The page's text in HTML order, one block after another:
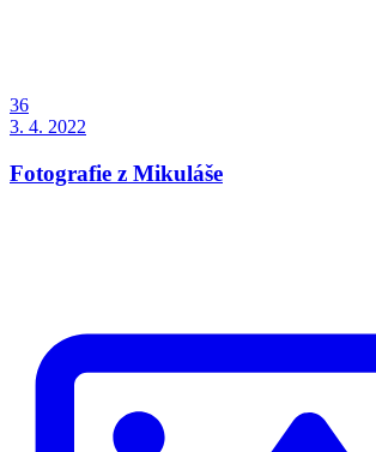
36
3. 4. 2022
Fotografie z Mikuláše